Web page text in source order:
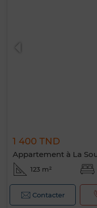
1 400 TND
Appartement à La
123 m²
Contacter